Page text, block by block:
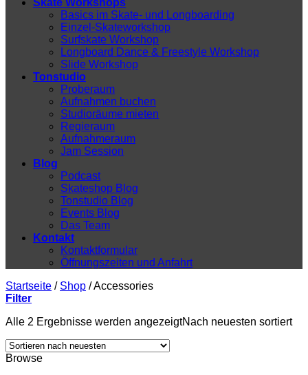
Skate Workshops
Basics im Skate- und Longboarding
Einzel-Skateworkshop
Surfskate Workshop
Longboard Dance & Freestyle Workshop
Slide Workshop
Tonstudio
Proberaum
Aufnahmen buchen
Studioräume mieten
Regieraum
Aufnahmeraum
Jam Session
Blog
Podcast
Skateshop Blog
Tonstudio Blog
Events Blog
Das Team
Kontakt
Kontaktformular
Öffnungszeiten und Anfahrt
Startseite / Shop /Accessories
Filter
Alle 2 Ergebnisse werden angezeigtNach neuesten sortiert
Browse